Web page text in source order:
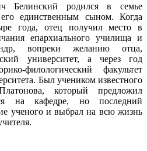
Белинский родился в семье
единственным сыном. Когда
года, отец получил место в
епархиального училища и
вопреки желанию отца,
университет, а через год
филологический факультет
Был учеником известного
который предложил
на кафедре, но последний
ученого и выбрал на всю жизнь